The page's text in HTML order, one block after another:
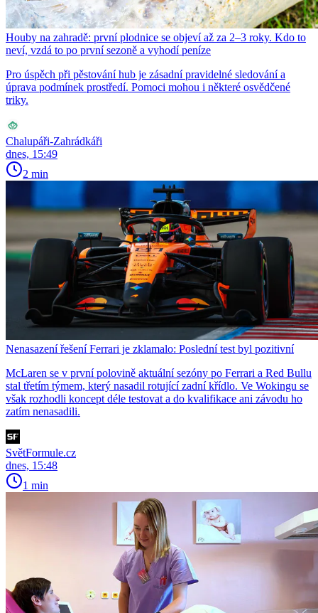
Houby na zahradě: první plodnice se objeví až za 2–3 roky. Kdo to
neví, vzdá to po první sezoně a vyhodí peníze
Pro úspěch při pěstování hub je zásadní pravidelné sledování a
úprava podmínek prostředí. Pomoci mohou i některé osvědčené
triky.
Chalupáři-Zahrádkáři
dnes, 15:49
2 min
Nenasazení řešení Ferrari je zklamalo: Poslední test byl pozitivní
McLaren se v první polovině aktuální sezóny po Ferrari a Red Bullu
stal třetím týmem, který nasadil rotující zadní křídlo. Ve Wokingu se
však rozhodli koncept déle testovat a do kvalifikace ani závodu ho
zatím nenasadili.
SvětFormule.cz
dnes, 15:48
1 min